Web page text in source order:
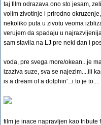
taj film odrazava ono sto jesam,
volim zivotinje i prirodno
nekoliko puta u zivotu veoma
verujem da spadaju u
sam stavila na LJ pre neki dan i
voda, pre svega more/okean...je
izaziva suze, sva se najezim....ili
is a dream of a dolphin'...i to je to....
film je inace napravljen kao